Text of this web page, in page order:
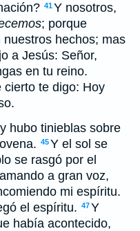
41Y nosotros,
; porque
hechos; mas
a Jesús: Señor,
en tu reino.
cierto te digo: Hoy
hubo tinieblas sobre
45Y el sol se
se rasgó por el
a gran voz,
mi espíritu.
el espíritu. 47Y
había acontecido,